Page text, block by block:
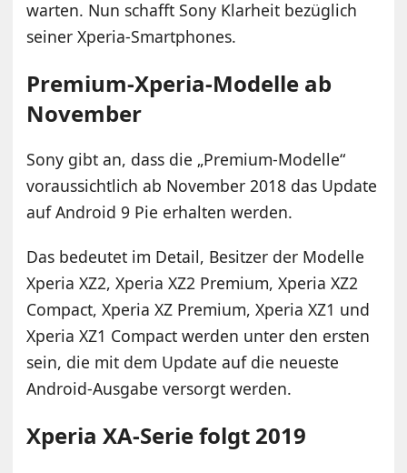
warten. Nun schafft Sony Klarheit bezüglich
seiner Xperia-Smartphones.
Premium-Xperia-Modelle ab
November
Sony gibt an, dass die „Premium-Modelle“
voraussichtlich ab November 2018 das Update
auf Android 9 Pie erhalten werden.
Das bedeutet im Detail, Besitzer der Modelle
Xperia XZ2, Xperia XZ2 Premium, Xperia XZ2
Compact, Xperia XZ Premium, Xperia XZ1 und
Xperia XZ1 Compact werden unter den ersten
sein, die mit dem Update auf die neueste
Android-Ausgabe versorgt werden.
Xperia XA-Serie folgt 2019